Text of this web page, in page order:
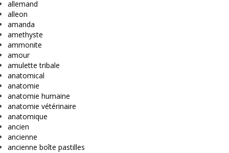
allemand
alleon
amanda
amethyste
ammonite
amour
amulette tribale
anatomical
anatomie
anatomie humaine
anatomie vétérinaire
anatomique
ancien
ancienne
ancienne boîte pastilles